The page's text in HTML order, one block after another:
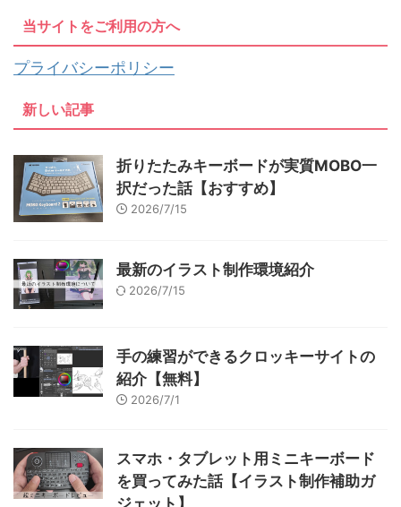
当サイトをご利用の方へ
プライバシーポリシー
新しい記事
折りたたみキーボードが実質MOBO一
択だった話【おすすめ】
2026/7/15
最新のイラスト制作環境紹介
2026/7/15
手の練習ができるクロッキーサイトの
紹介【無料】
2026/7/1
スマホ・タブレット用ミニキーボード
を買ってみた話【イラスト制作補助ガ